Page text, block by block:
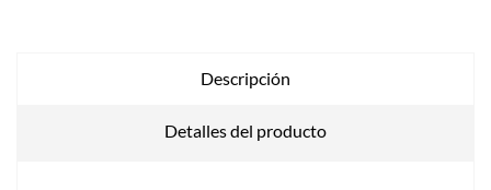
Descripción
Detalles del producto